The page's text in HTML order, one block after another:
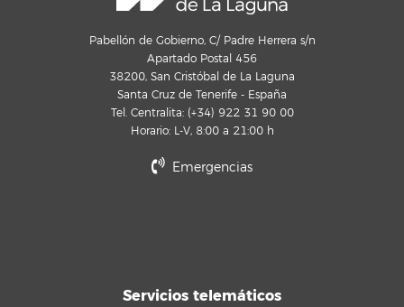
Pabellón de Gobierno, C/ Padre Herrera s/n
Apartado Postal 456
38200, San Cristóbal de La Laguna
Santa Cruz de Tenerife - España
Tel. Centralita: (+34) 922 31 90 00
Horario: L-V, 8:00 a 21:00 h
Emergencias
Servicios telemáticos